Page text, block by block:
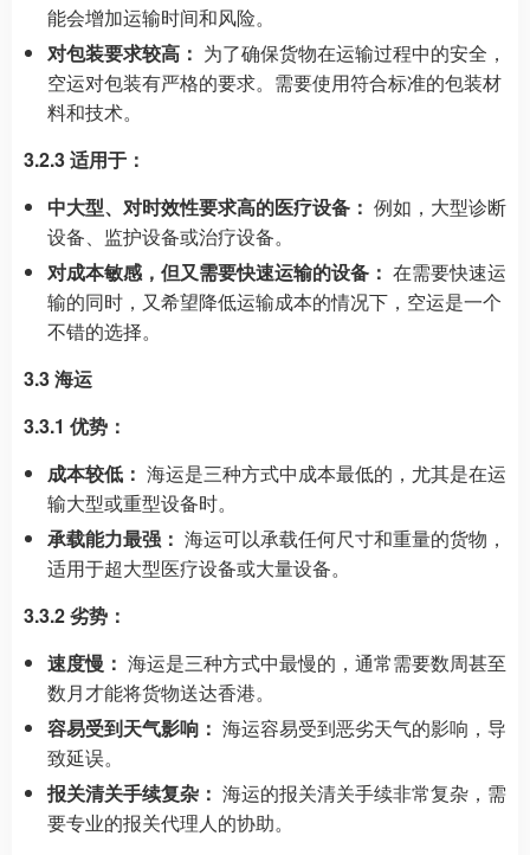
能会增加运输时间和风险。
对包装要求较高： 为了确保货物在运输过程中的安全，
空运对包装有严格的要求。需要使用符合标准的包装材
料和技术。
3.2.3 适用于：
中大型、对时效性要求高的医疗设备： 例如，大型诊断
设备、监护设备或治疗设备。
对成本敏感，但又需要快速运输的设备： 在需要快速运
输的同时，又希望降低运输成本的情况下，空运是一个
不错的选择。
3.3 海运
3.3.1 优势：
成本较低： 海运是三种方式中成本最低的，尤其是在运
输大型或重型设备时。
承载能力最强： 海运可以承载任何尺寸和重量的货物，
适用于超大型医疗设备或大量设备。
3.3.2 劣势：
速度慢： 海运是三种方式中最慢的，通常需要数周甚至
数月才能将货物送达香港。
容易受到天气影响： 海运容易受到恶劣天气的影响，导
致延误。
报关清关手续复杂： 海运的报关清关手续非常复杂，需
要专业的报关代理人的协助。